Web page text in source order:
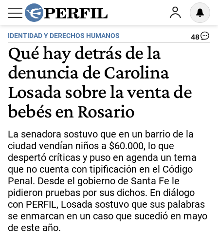
IDENTIDAD Y DERECHOS HUMANOS 48
Qué hay detrás de la
denuncia de Carolina
Losada sobre la venta de
bebés en Rosario
La senadora sostuvo que en un barrio de la
ciudad vendían niños a $60.000, lo que
despertó críticas y puso en agenda un tema
que no cuenta con tipificación en el Código
Penal. Desde el gobierno de Santa Fe le
pidieron pruebas por sus dichos. En diálogo
con PERFIL, Losada sostuvo que sus palabras
se enmarcan en un caso que sucedió en mayo
de este año.